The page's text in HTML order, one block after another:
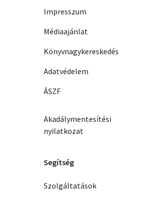
Impresszum
Médiaajánlat
Könyvnagykereskedés
Adatvédelem
ÁSZF
Akadálymentesítési
nyilatkozat
Segítség
Szolgáltatások